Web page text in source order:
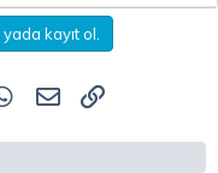
kayıt ol.
WhatsApp
E-posta